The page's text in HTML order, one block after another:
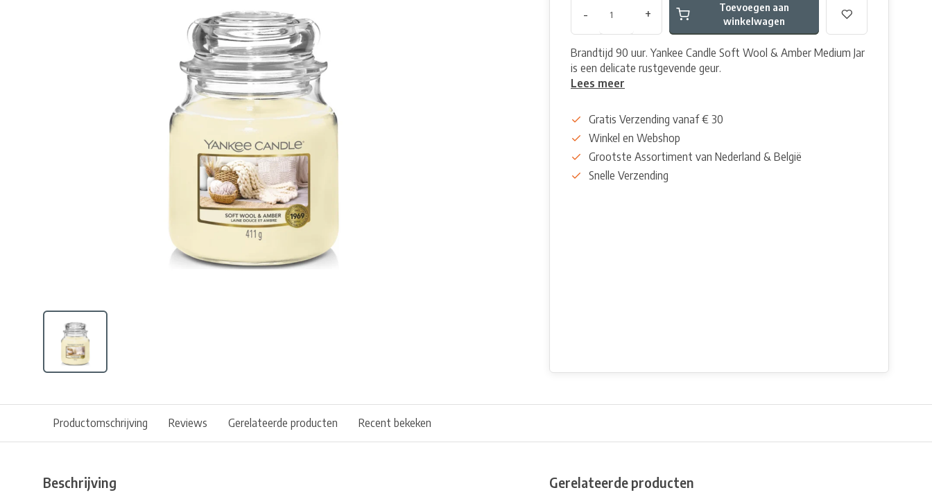
- +
Toevoegen aan
winkelwagen
Brandtijd 90 uur. Yankee Candle Soft Wool & Amber Medium Jar
is een delicate rustgevende geur.
Lees meer
Gratis Verzending vanaf € 30
Winkel en Webshop
Grootste Assortiment van Nederland & België
Snelle Verzending
Productomschrijving Reviews Gerelateerde producten Recent bekeken
Beschrijving Gerelateerde producten